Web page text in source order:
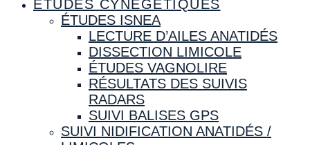
ETUDES CYNÉGÉTIQUES
ÉTUDES ISNEA
LECTURE D’AILES ANATIDÉS
DISSECTION LIMICOLE
ÉTUDES VAGNOLIRE
RÉSULTATS DES SUIVIS
RADARS
SUIVI BALISES GPS
SUIVI NIDIFICATION ANATIDÉS /